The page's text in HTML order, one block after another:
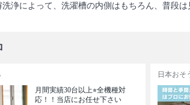
浄によって、洗濯槽の内側はもちろん、普段
月間実績30台以上⭐︎全機種対
応！！当店にお任せ下さい
日本おそ